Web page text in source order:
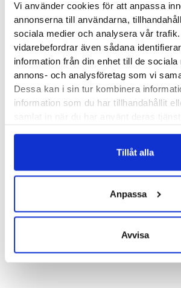
Vi använder cookies för att anpassa
annonserna till användarna,
sociala medier och analysera vår
vidarebefordrar även sådana
information från din enhet till de sociala
annons- och analysföretag som vi
Dessa kan i sin tur kombinera
information som du har tillhandahållit
Tillåt alla
Anpassa
Avvisa
alternativ som mängdträningssko.
Läst:Normal
Fotvalv: Normala, höga
Stabilitet:Neutral
Vikt:326 g
Höjd:Häl ? mm – Framfot ? mm
Stockholm Hornstull,Stockholm
Stockholm Storgatan